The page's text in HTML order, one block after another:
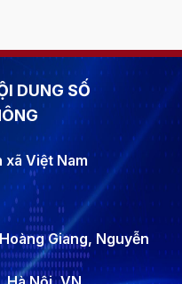
DUNG SỐ
Việt Nam
Giang, Nguyễn